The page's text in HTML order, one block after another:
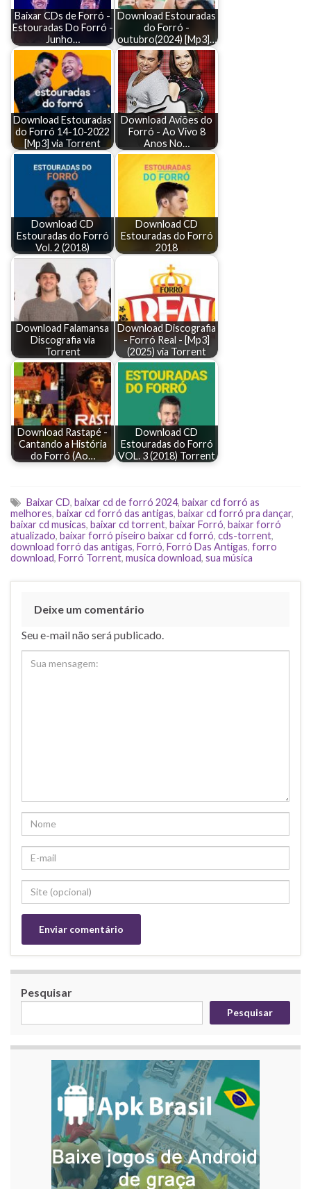
Baixar CDs de Forró -
Estouradas Do Forró -
Junho…
Download Estouradas
do Forró -
outubro(2024) [Mp3]…
Download Estouradas
do Forró 14-10-2022
[Mp3] via Torrent
Download Aviões do
Forró - Ao Vivo 8
Anos No…
Download CD
Estouradas do Forró
Vol. 2 (2018)
Download CD
Estouradas do Forró
2018
Download Falamansa
Discografia via
Torrent
Download Discografia
- Forró Real - [Mp3]
(2025) via Torrent
Download Rastapé -
Cantando a História
do Forró (Ao…
Download CD
Estouradas do Forró
VOL. 3 (2018) Torrent
Baixar CD, baixar cd de forró 2024, baixar cd forró as
melhores, baixar cd forró das antigas, baixar cd forró pra dançar,
baixar cd musicas, baixar cd torrent, baixar Forró, baixar forró
atualizado, baixar forró piseiro baixar cd forró, cds-torrent,
download forró das antigas, Forró, Forró Das Antigas, forro
download, Forró Torrent, musica download, sua música
Deixe um comentário
Seu e-mail não será publicado.
Pesquisar
Pesquisar